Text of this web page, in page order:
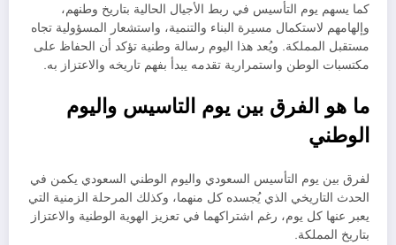
كما يسهم يوم التأسيس في ربط الأجيال الحالية بتاريخ وطنهم،
وإلهامهم لاستكمال مسيرة البناء والتنمية، واستشعار المسؤولية تجاه
مستقبل المملكة. ويُعد هذا اليوم رسالة وطنية تؤكد أن الحفاظ على
مكتسبات الوطن واستمرارية تقدمه يبدأ بفهم تاريخه والاعتزاز به.
ما هو الفرق بين يوم التاسيس واليوم
الوطني
لفرق بين يوم التأسيس السعودي واليوم الوطني السعودي يكمن في
الحدث التاريخي الذي يُجسده كل منهما، وكذلك المرحلة الزمنية التي
يعبر عنها كل يوم، رغم اشتراكهما في تعزيز الهوية الوطنية والاعتزاز
بتاريخ المملكة.